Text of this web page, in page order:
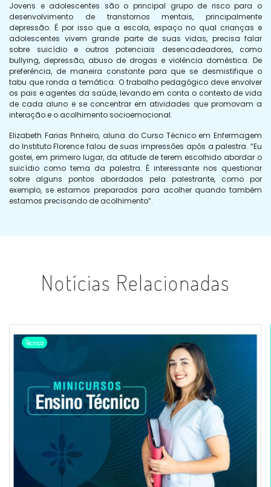
Jovens e adolescentes são o principal grupo de risco para o
desenvolvimento de transtornos mentais, principalmente
depressão. É por isso que a escola, espaço no qual crianças e
adolescentes vivem grande parte de suas vidas, precisa falar
sobre suicídio e outros potenciais desencadeadores, como
bullying, depressão, abuso de drogas e violência doméstica. De
preferência, de maneira constante para que se desmistifique o
tabu que ronda a temática. O trabalho pedagógico deve envolver
os pais e agentes da saúde, levando em conta o contexto de vida
de cada aluno e se concentrar em atividades que promovam a
interação e o acolhimento socioemocional.
Elizabeth Farias Pinheiro, aluna do Curso Técnico em Enfermagem
do Instituto Florence falou de suas impressões após a palestra. “Eu
gostei, em primeiro lugar, da atitude de terem escolhido abordar o
suicídio como tema da palestra. É interessante nos questionar
sobre alguns pontos abordados pela palestrante, como por
exemplo, se estamos preparados para acolher quando também
estamos precisando de acolhimento”.
Notícias Relacionadas
Técnico